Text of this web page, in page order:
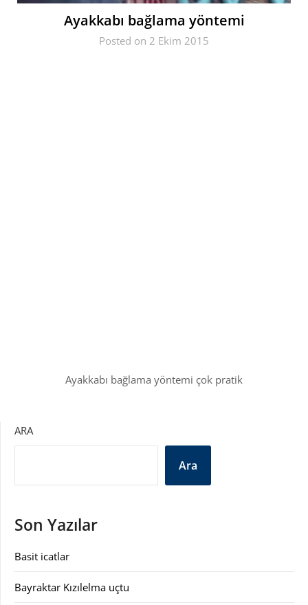
Ayakkabı bağlama yöntemi
Posted on 2 Ekim 2015
Ayakkabı bağlama yöntemi çok pratik
ARA
Ara
Son Yazılar
Basit icatlar
Bayraktar Kızılelma uçtu